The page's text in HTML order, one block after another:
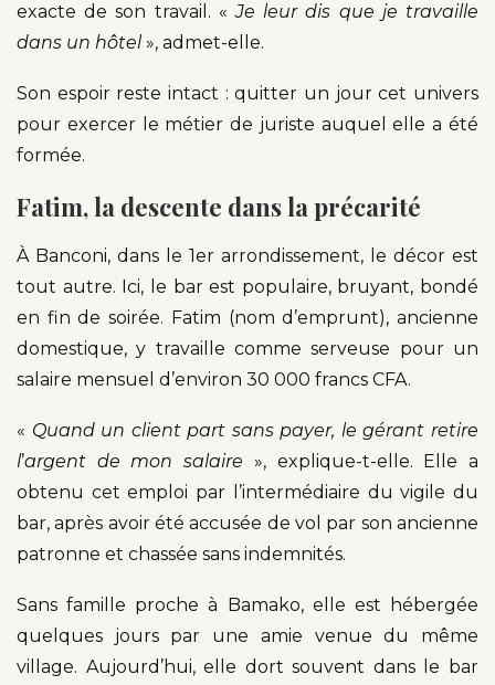
exacte de son travail. «Je leur dis que je travaille
dans un hôtel», admet-elle.
Son espoir reste intact : quitter un jour cet univers
pour exercer le métier de juriste auquel elle a été
formée.
Fatim, la descente dans la précarité
À Banconi, dans le 1er arrondissement, le décor est
tout autre. Ici, le bar est populaire, bruyant, bondé
en fin de soirée. Fatim (nom d’emprunt), ancienne
domestique, y travaille comme serveuse pour un
salaire mensuel d’environ 30 000 francs CFA.
« Quand un client part sans payer, le gérant retire
l’argent de mon salaire », explique-t-elle. Elle a
obtenu cet emploi par l’intermédiaire du vigile du
bar, après avoir été accusée de vol par son ancienne
patronne et chassée sans indemnités.
Sans famille proche à Bamako, elle est hébergée
quelques jours par une amie venue du même
village. Aujourd’hui, elle dort souvent dans le bar